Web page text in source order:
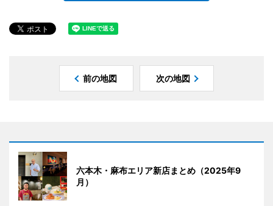
前の地図 次の地図
六本木・麻布エリア新店まとめ（2025年9
月）